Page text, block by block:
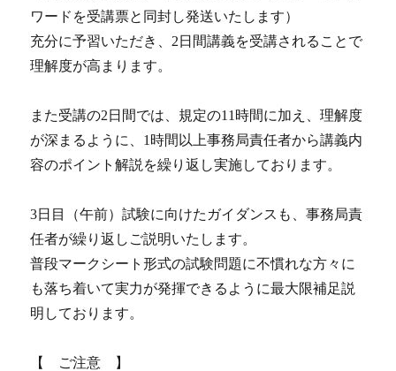
ワードを受講票と同封し発送いたします）
充分に予習いただき、2日間講義を受講されることで
理解度が高まります。
また受講の2日間では、規定の11時間に加え、理解度
が深まるように、1時間以上事務局責任者から講義内
容のポイント解説を繰り返し実施しております。
3日目（午前）試験に向けたガイダンスも、事務局責
任者が繰り返しご説明いたします。
普段マークシート形式の試験問題に不慣れな方々に
も落ち着いて実力が発揮できるように最大限補足説
明しております。
【 ご注意 】